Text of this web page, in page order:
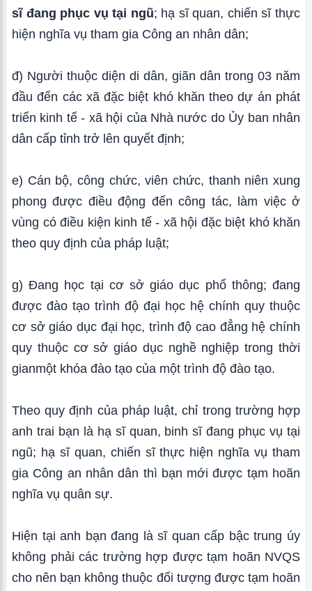
sĩ đang phục vụ tại ngũ; hạ sĩ quan, chiến sĩ thực
hiện nghĩa vụ tham gia Công an nhân dân;
đ) Người thuộc diện di dân, giãn dân trong 03 năm
đầu đến các xã đặc biệt khó khăn theo dự án phát
triển kinh tế - xã hội của Nhà nước do Ủy ban nhân
dân cấp tỉnh trở lên quyết định;
e) Cán bộ, công chức, viên chức, thanh niên xung
phong được điều động đến công tác, làm việc ở
vùng có điều kiện kinh tế - xã hội đặc biệt khó khăn
theo quy định của pháp luật;
g) Đang học tại cơ sở giáo dục phổ thông; đang
được đào tạo trình độ đại học hệ chính quy thuộc
cơ sở giáo dục đại học, trình độ cao đẳng hệ chính
quy thuộc cơ sở giáo dục nghề nghiệp trong thời
gianmột khóa đào tạo của một trình độ đào tạo.
Theo quy định của pháp luật, chỉ trong trường hợp
anh trai bạn là hạ sĩ quan, binh sĩ đang phục vụ tại
ngũ; hạ sĩ quan, chiến sĩ thực hiện nghĩa vụ tham
gia Công an nhân dân thì bạn mới được tạm hoãn
nghĩa vụ quân sự.
Hiện tại anh bạn đang là sĩ quan cấp bậc trung úy
không phải các trường hợp được tạm hoãn NVQS
cho nên bạn không thuộc đối tượng được tạm hoãn